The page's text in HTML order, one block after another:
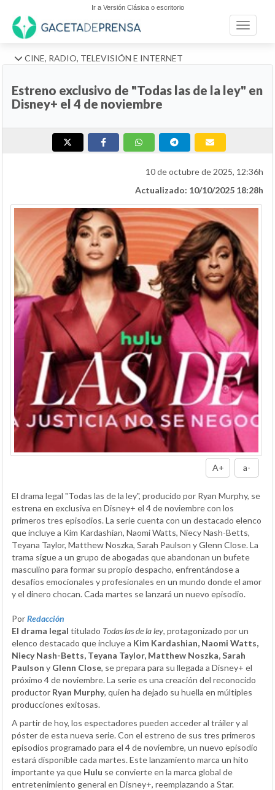
Ir a Versión Clásica o escritorio
Toggle
CINE, RADIO, TELEVISIÓN E INTERNET
Estreno exclusivo de "Todas las de la ley" en
Disney+ el 4 de noviembre
10 de octubre de 2025, 12:36h
Actualizado: 10/10/2025 18:28h
A+ a-
El drama legal "Todas las de la ley", producido por Ryan Murphy, se
estrena en exclusiva en Disney+ el 4 de noviembre con los
primeros tres episodios. La serie cuenta con un destacado elenco
que incluye a Kim Kardashian, Naomi Watts, Niecy Nash-Betts,
Teyana Taylor, Matthew Noszka, Sarah Paulson y Glenn Close. La
trama sigue a un grupo de abogadas que abandonan un bufete
masculino para formar su propio despacho, enfrentándose a
desafíos emocionales y profesionales en un mundo donde el amor
y el dinero chocan. Cada martes se lanzará un nuevo episodio.
PorRedacción
El drama legal titulado Todas las de la ley, protagonizado por un
elenco destacado que incluye a Kim Kardashian, Naomi Watts,
Niecy Nash-Betts, Teyana Taylor, Matthew Noszka, Sarah
Paulson y Glenn Close, se prepara para su llegada a Disney+ el
próximo 4 de noviembre. La serie es una creación del reconocido
productor Ryan Murphy, quien ha dejado su huella en múltiples
producciones exitosas.
A partir de hoy, los espectadores pueden acceder al tráiler y al
póster de esta nueva serie. Con el estreno de sus tres primeros
episodios programado para el 4 de noviembre, un nuevo episodio
estará disponible cada martes. Este lanzamiento marca un hito
importante ya que Hulu se convierte en la marca global de
entretenimiento general en Disney+, reemplazando a Star.